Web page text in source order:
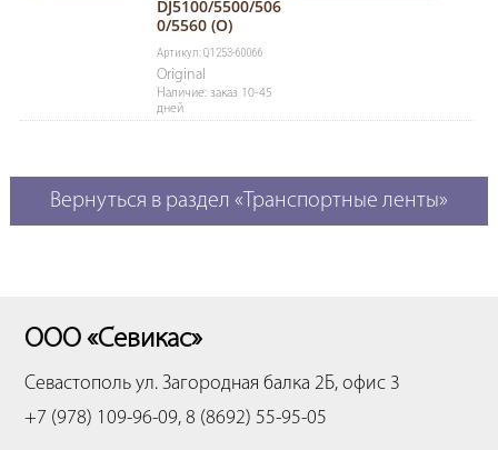
DJ5100/5500/506
0/5560 (О)
Артикул: Q1253-60066
Original
Наличие: заказ 10-45
дней
Вернуться в раздел «Транспортные ленты»
ООО «Севикас»
Севастополь ул. Загородная балка 2Б, офис 3
+7 (978) 109-96-09, 8 (8692) 55-95-05